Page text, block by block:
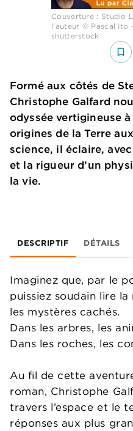
Couverture : Studio
l’auteur © Pascal
shutterstock
bookmark_border
Formé aux côtés de
Christophe Galfard
odyssée vertigineuse
origines de la Terre
science, il éclaire,
et la rigueur d’un
la vie.
DESCRIPTIF DÉTAILS
Imaginez que, par le
puissiez soudain lire
les mystères cachés.
Dans les arbres, les
Dans les roches, les
Au fil de cette
roman, Christophe
travers l’espace et le
réponses aux plus